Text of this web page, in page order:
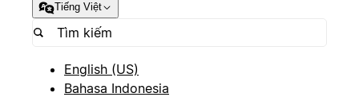
Tiếng Việt
English (US)
Bahasa Indonesia